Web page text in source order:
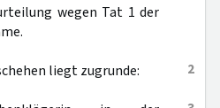
wegen Tat 1 der
2
liegt zugrunde: